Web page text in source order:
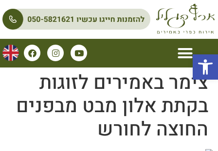
פתח סרגל נגישות
צימר באמירים לזוגות
בקתת אלון מבט מבפנים
החוצה לחורש